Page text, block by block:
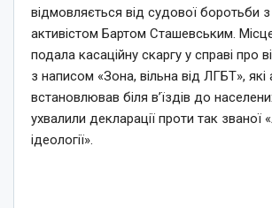
відмовляється від судової боротьби
активістом Бартом Сташевським.
подала касаційну скаргу у справі про
з написом «Зона, вільна від ЛГБТ», які
встановлював біля в’їздів до
ухвалили декларації проти так званої
ідеології».